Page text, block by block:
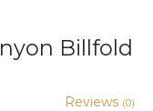
Billfold
Reviews (0)